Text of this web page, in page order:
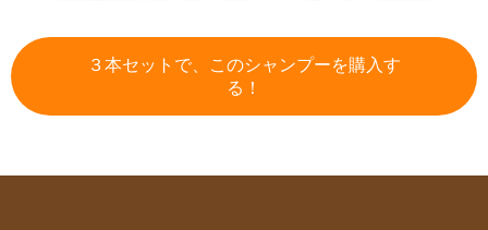
３本セットで、このシャンプーを購入す
る！